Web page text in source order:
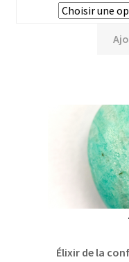
Élixir de la